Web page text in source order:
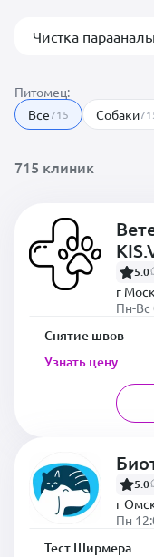
Чистка
Питомец:
Все715 Собаки
715 клиник
5.0
г
Пн-Вс
Снятие швов
Узнать цену
5.0
г
Пн
Тест Ширмера